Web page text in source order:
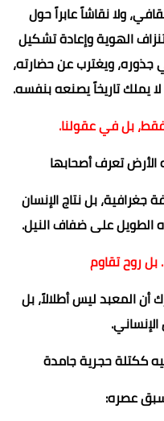
ولا نقاشاً عابراً حول
الهوية وإعادة تشكيل
ويغترب عن حضارته،
يملك تاريخاً يصنعه بنفسه.
بل في عقولنا.
تعرف أصحابها
بل نتاج الإنسان
الطويل على ضفاف النيل.
بل روح تقاوم
أن المعبد ليس أطلالاً، بل
ككتلة حجرية جامدة
سبق عصره: